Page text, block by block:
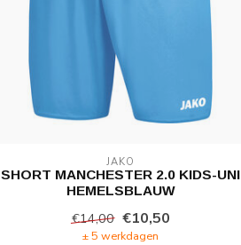
JAKO
SHORT MANCHESTER 2.0 KIDS-UNI
HEMELSBLAUW
€14,00 €10,50
± 5 werkdagen